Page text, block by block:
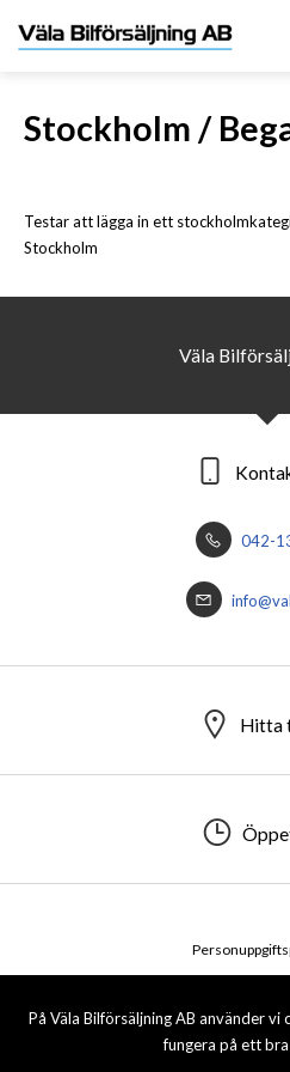
På Väla Bilförsäljning AB använder
fungera på ett
Stockholm /
Testar att lägga in ett
Stockholm
Väla
042-
Hitta